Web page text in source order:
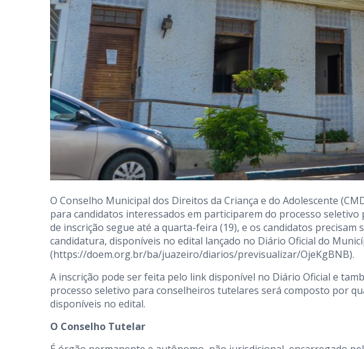
O Conselho Municipal dos Direitos da Criança e do Adolescente
para candidatos interessados em participarem do processo
de inscrição segue até a quarta-feira (19), e os candidatos
candidatura, disponíveis no edital lançado no Diário Oficial do
(https://doem.org.br/ba/juazeiro/diarios/previsualizar/OjeKgBNB).
A inscrição pode ser feita pelo link disponível no Diário Oficial e
processo seletivo para conselheiros tutelares será composto por
disponíveis no edital.
O Conselho Tutelar